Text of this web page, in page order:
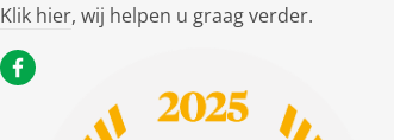
Klik hier, wij helpen u graag verder.